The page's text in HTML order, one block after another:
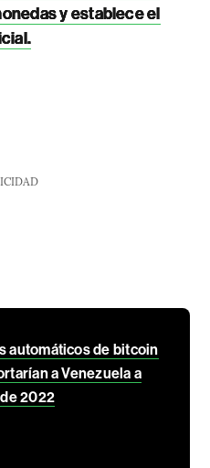
y establece el
automáticos de bitcoin
a Venezuela a
2022